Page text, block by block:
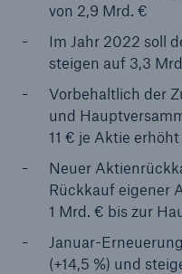
von 2,9 Mrd. €
Im Jahr 2022 soll
steigen auf 3,3
Vorbehaltlich der
und
11 € je Aktie
Neuer
Rückkauf eigener
1 Mrd. € bis zur
Januar-
(+14,5 %) und
Tech Trend Radar 2026
Our expert